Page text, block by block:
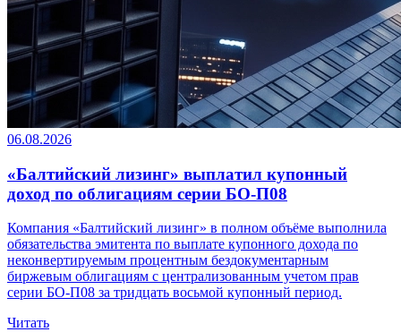
06.08.2026
«Балтийский лизинг» выплатил купонный
доход по облигациям серии БО-П08
Компания «Балтийский лизинг» в полном объёме выполнила
обязательства эмитента по выплате купонного дохода по
неконвертируемым процентным бездокументарным
биржевым облигациям с централизованным учетом прав
серии БО-П08 за тридцать восьмой купонный период.
Читать